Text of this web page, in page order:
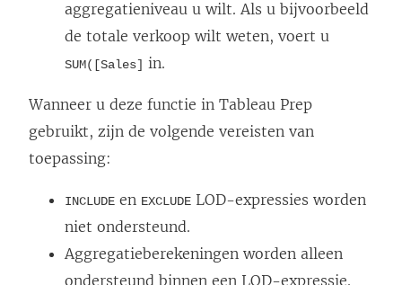
aggregatieniveau u wilt. Als u bijvoorbeeld
de totale verkoop wilt weten, voert u
SUM([Sales] in.
Wanneer u deze functie in Tableau Prep
gebruikt, zijn de volgende vereisten van
toepassing:
INCLUDE en EXCLUDE LOD-expressies worden
niet ondersteund.
Aggregatieberekeningen worden alleen
ondersteund binnen een LOD-expressie.